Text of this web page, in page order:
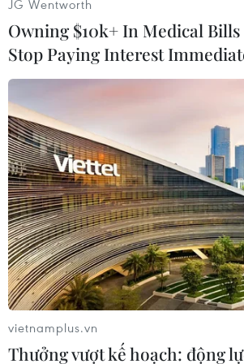
JG Wentworth
Owning $10k+ In Medical
Stop Paying Interest
vietnamplus.vn
Thưởng vượt kế hoạch: động